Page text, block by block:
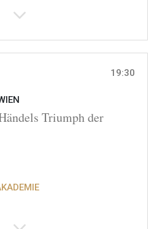
19:30
Triumph der